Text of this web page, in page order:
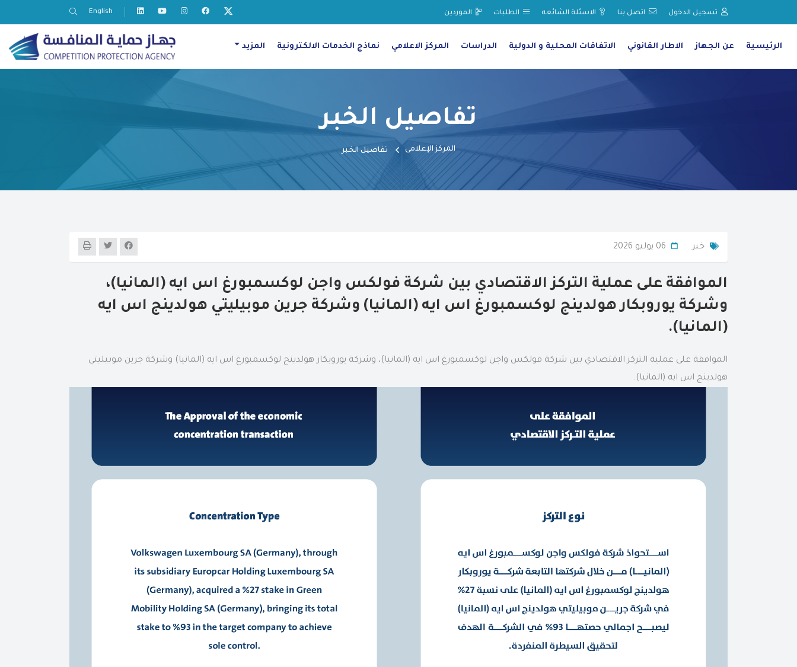
تسجيل الدخول اتصل بنا الاسئلة الشائعه الطلبات الموردين English
الرئيسية عن الجهاز الاطار القانوني الاتفاقات المحلية و الدولية الدراسات المركز الاعلامي نماذج الخدمات الالكترونية المزيد
تفاصيل الخبر
المركز الإعلامى تفاصيل الخبر
خبر
الموافقة على عملية التركز الاقتصادي بين شركة فولكس واجن لوكسمبورغ اس ايه (المانيا)،
وشركة يوروبكار هولدينج لوكسمبورغ اس ايه (المانيا) وشركة جرين موبيليتي هولدينج اس ايه
(المانيا).
الموافقة على عملية التركز الاقتصادي بين شركة فولكس واجن لوكسمبورغ اس ايه (المانيا)، وشركة يوروبكار هولدينج لوكسمبورغ اس ايه (المانيا) وشركة جرين موبيليتي
هولدينج اس ايه (المانيا).